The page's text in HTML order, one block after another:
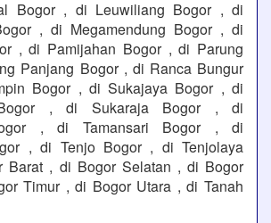
Bogor , di Leuwiliang Bogor , di
, di Megamendung Bogor , di
, di Pamijahan Bogor , di Parung
Panjang Bogor , di Ranca Bungur
Bogor , di Sukajaya Bogor , di
Bogor , di Sukaraja Bogor , di
, di Tamansari Bogor , di
, di Tenjo Bogor , di Tenjolaya
Barat , di Bogor Selatan , di Bogor
Timur , di Bogor Utara , di Tanah